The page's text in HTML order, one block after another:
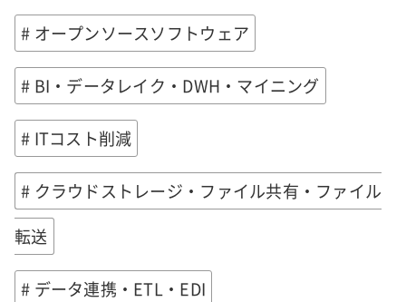
# オープンソースソフトウェア
# BI・データレイク・DWH・マイニング
# ITコスト削減
# クラウドストレージ・ファイル共有・ファイル
転送
# データ連携・ETL・EDI